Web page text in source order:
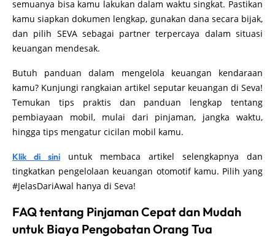
semuanya bisa kamu lakukan dalam waktu singkat. Pastikan
kamu siapkan dokumen lengkap, gunakan dana secara bijak,
dan pilih SEVA sebagai partner terpercaya dalam situasi
keuangan mendesak.
Butuh panduan dalam mengelola keuangan kendaraan
kamu? Kunjungi rangkaian artikel seputar keuangan di Seva!
Temukan tips praktis dan panduan lengkap tentang
pembiayaan mobil, mulai dari pinjaman, jangka waktu,
hingga tips mengatur cicilan mobil kamu.
Klik di sini untuk membaca artikel selengkapnya dan
tingkatkan pengelolaan keuangan otomotif kamu. Pilih yang
#JelasDariAwal hanya di Seva!
FAQ tentang Pinjaman Cepat dan Mudah
untuk Biaya Pengobatan Orang Tua